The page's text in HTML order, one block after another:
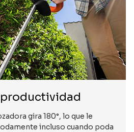
gira 180°, lo que le
incluso cuando poda